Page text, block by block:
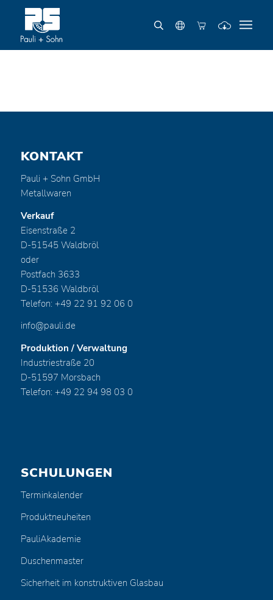
KONTAKT
Pauli + Sohn GmbH
Metallwaren
Verkauf
Eisenstraße 2
D-51545 Waldbröl
oder
Postfach 3633
D-51536 Waldbröl
Telefon: +49 22 91 92 06 0
info@pauli.de
Produktion / Verwaltung
Industriestraße 20
D-51597 Morsbach
Telefon: +49 22 94 98 03 0
SCHULUNGEN
Terminkalender
Produktneuheiten
PauliAkademie
Duschenmaster
Sicherheit im konstruktiven Glasbau